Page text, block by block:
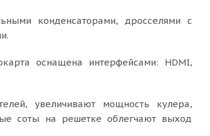
конденсаторами, дросселями с
оснащена интерфейсами: HDMI,
увеличивают мощность кулера,
соты на решетке облегчают выход